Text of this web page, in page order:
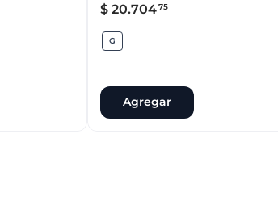
$ 20.70475
G
Agregar